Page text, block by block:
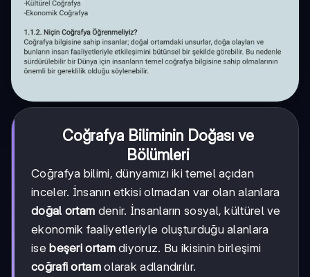
Coğrafya Biliminin Doğası ve
Bölümleri
Coğrafya bilimi, dünyamızı iki temel açıdan
inceler. İnsanın etkisi olmadan var olan alanlara
doğal ortam denir. İnsanların sosyal, kültürel ve
ekonomik faaliyetleriyle oluşturduğu alanlara
isebeşeri ortamdiyoruz. Bu ikisinin birleşimi
coğrafi ortamolarak adlandırılır.